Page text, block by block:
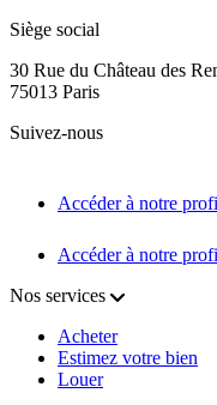
Siège social
30 Rue du Château des
75013 Paris
Suivez-nous
Accéder à notre
Accéder à notre
Nos services
Acheter
Estimez votre bien
Louer